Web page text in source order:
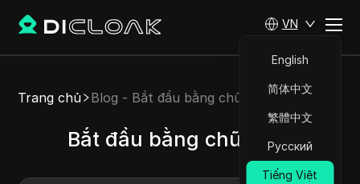
VN
English
简体中文
繁體中文
Русский
Tiếng Việt
Trang chủ Blog - Bắt đầu bằng chữ cái P
Bắt đầu bằng chữ cái P